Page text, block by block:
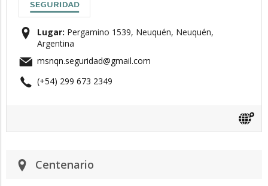
Lugar: Pergamino 1539, Neuquén, Neuquén,
Argentina
msnqn.seguridad@gmail.com
(+54) 299 673 2349
Centenario